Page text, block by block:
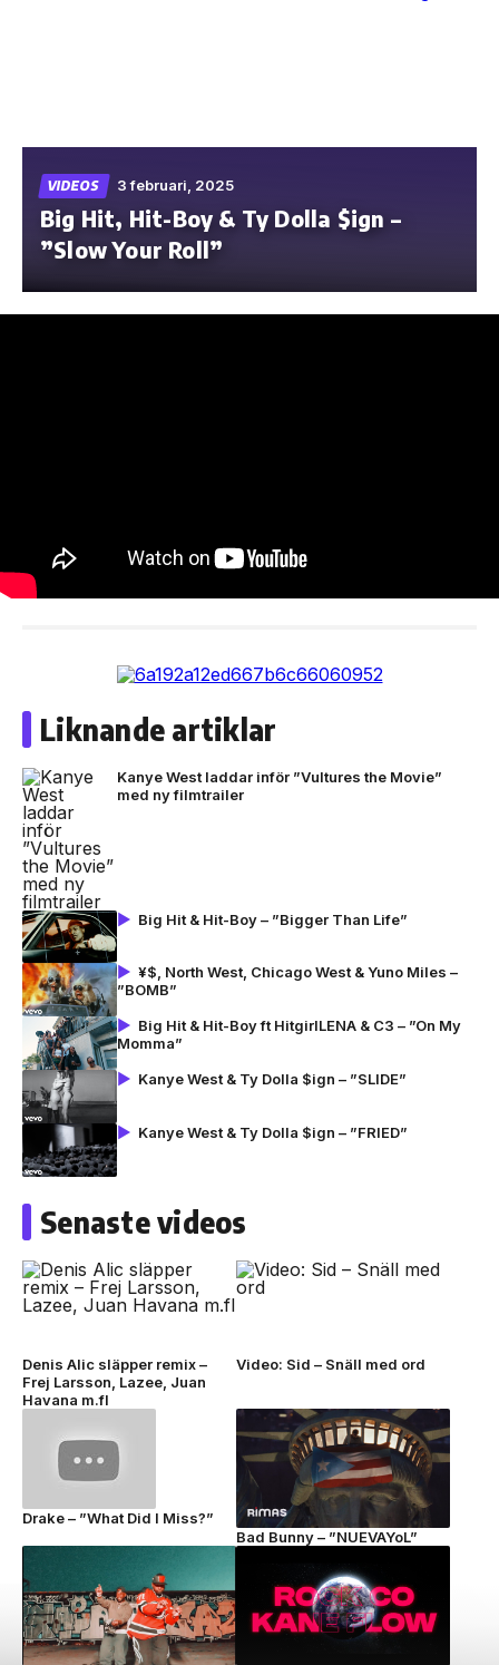
content
VIDEOS 3 februari, 2025
Big Hit, Hit-Boy & Ty Dolla $ign –
”Slow Your Roll”
Liknande artiklar
Kanye West laddar inför ”Vultures the Movie”
med ny filmtrailer
Big Hit & Hit-Boy – ”Bigger Than Life”
¥$, North West, Chicago West & Yuno Miles –
”BOMB”
Big Hit & Hit-Boy ft HitgirlLENA & C3 – ”On My
Momma”
Kanye West & Ty Dolla $ign – ”SLIDE”
Kanye West & Ty Dolla $ign – ”FRIED”
Senaste videos
Denis Alic släpper remix –
Frej Larsson, Lazee, Juan
Havana m.fl
Video: Sid – Snäll med ord
Drake – ”What Did I Miss?”
Bad Bunny – ”NUEVAYoL”